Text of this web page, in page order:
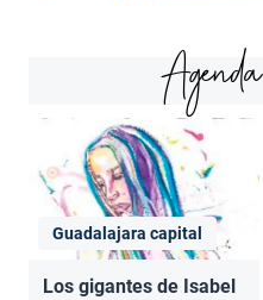
Guadalajara capital
Los gigantes de Isabel